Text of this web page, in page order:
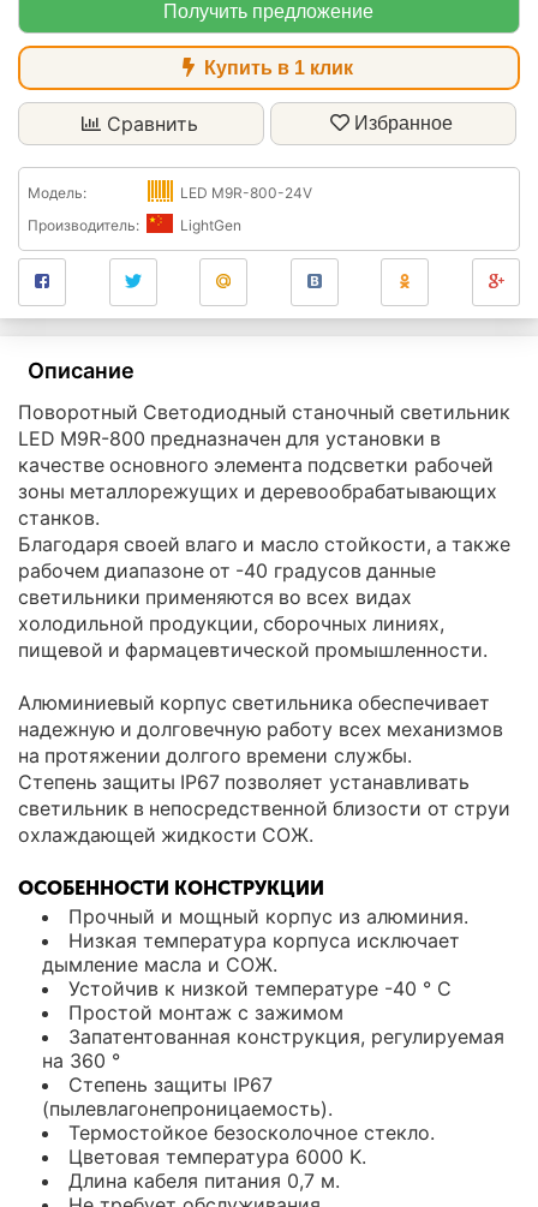
Получить предложение
Купить в 1 клик
Сравнить Избранное
Модель:
LED M9R-800-24V
Производитель:
LightGen
Описание
Поворотный Светодиодный станочный светильник
LED M9R-800 предназначен для установки в
качестве основного элемента подсветки рабочей
зоны металлорежущих и деревообрабатывающих
станков.
Благодаря своей влаго и масло стойкости, а также
рабочем диапазоне от -40 градусов данные
светильники применяются во всех видах
холодильной продукции, сборочных линиях,
пищевой и фармацевтической промышленности.
Алюминиевый корпус светильника обеспечивает
надежную и долговечную работу всех механизмов
на протяжении долгого времени службы.
Степень защиты IP67 позволяет устанавливать
светильник в непосредственной близости от струи
охлаждающей жидкости СОЖ.
ОСОБЕННОСТИ КОНСТРУКЦИИ
Прочный и мощный корпус из алюминия.
Низкая температура корпуса исключает
дымление масла и СОЖ.
Устойчив к низкой температуре -40 ° C
Простой монтаж с зажимом
Запатентованная конструкция, регулируемая
на 360 °
Степень защиты IP67
(пылевлагонепроницаемость).
Термостойкое безосколочное стекло.
Цветовая температура 6000 K.
Длина кабеля питания 0,7 м.